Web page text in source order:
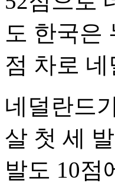
도 한국은
점 차로
네덜란드
살 첫 세
발도 10점